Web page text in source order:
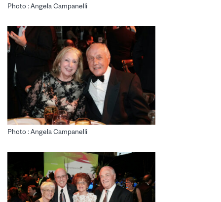
Photo : Angela Campanelli
Photo : Angela Campanelli